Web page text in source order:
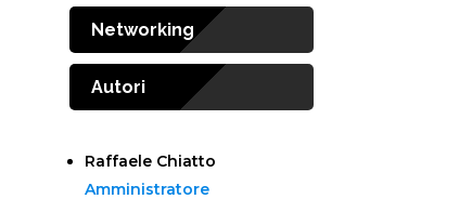
Networking
Autori
Raffaele Chiatto
Amministratore